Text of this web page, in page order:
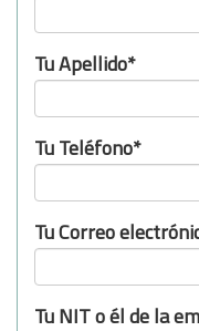
Tu Apellido*
Tu Teléfono*
Tu Correo
Tu NIT o él de la